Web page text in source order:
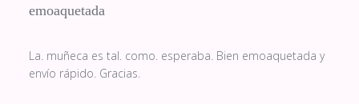
emoaquetada
La. muñeca es tal. como. esperaba. Bien emoaquetada y
envío rápido. Gracias.